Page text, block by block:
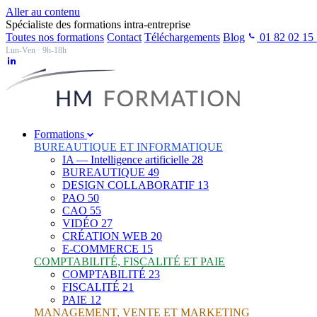
Aller au contenu
Spécialiste des formations intra-entreprise
Toutes nos formations Contact Téléchargements Blog 01 82 02 15
Lun-Ven · 9h-18h
Formations
BUREAUTIQUE ET INFORMATIQUE
IA — Intelligence artificielle 28
BUREAUTIQUE 49
DESIGN COLLABORATIF 13
PAO 50
CAO 55
VIDÉO 27
CRÉATION WEB 20
E-COMMERCE 15
COMPTABILITÉ, FISCALITÉ ET PAIE
COMPTABILITÉ 23
FISCALITÉ 21
PAIE 12
MANAGEMENT, VENTE ET MARKETING